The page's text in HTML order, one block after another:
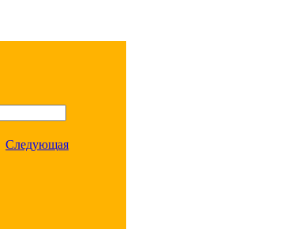
Следующая